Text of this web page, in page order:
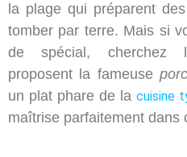
la plage qui préparent
tomber par terre. Mais si
de spécial, cherchez
proposent la fameuse
un plat phare de la cuisine
maîtrise parfaitement dans